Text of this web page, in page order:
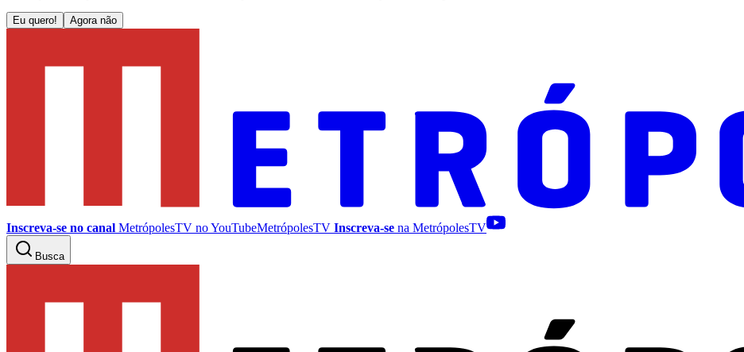
Eu quero! Agora não
Inscreva-se no canal MetrópolesTV noYouTubeMetrópolesTV Inscreva-se na MetrópolesTV
Busca